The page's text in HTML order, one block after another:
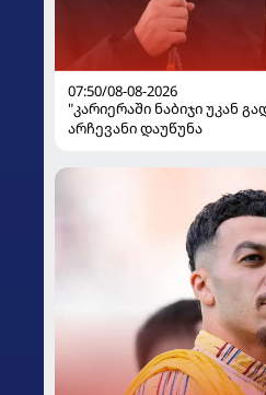
07:50/08-08-2026
"კარიერაში ნაბიჯი უკან
არჩევანი დაუწუნა